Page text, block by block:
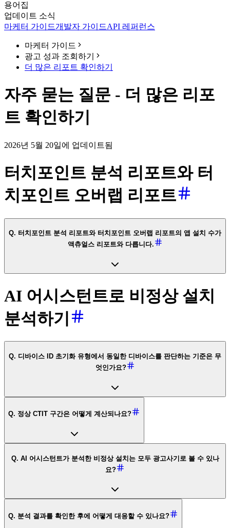
용어집
업데이트 소식
마케터 가이드개발자 가이드API 레퍼런스
마케터 가이드
광고 성과 조회하기
더 많은 리포트 확인하기
자주 묻는 질문 - 더 많은 리포
트 확인하기
2026년 5월 20일에 업데이트됨
터치포인트 분석 리포트와 터
치포인트 오버랩 리포트
Q. 터치포인트 분석 리포트와 터치포인트 오버랩 리포트의 앱 설치 수가
액츄얼스 리포트와 다릅니다.
AI 어시스턴트로 비정상 설치
분석하기
Q. 디바이스 ID 초기화 유형에서 동일한 디바이스를 판단하는 기준은 무
엇인가요?
Q. 정상 CTIT 구간은 어떻게 계산되나요?
Q. AI 어시스턴트가 분석한 비정상 설치는 모두 광고사기로 볼 수 있나
요?
Q. 분석 결과를 확인한 후에 어떻게 대응할 수 있나요?